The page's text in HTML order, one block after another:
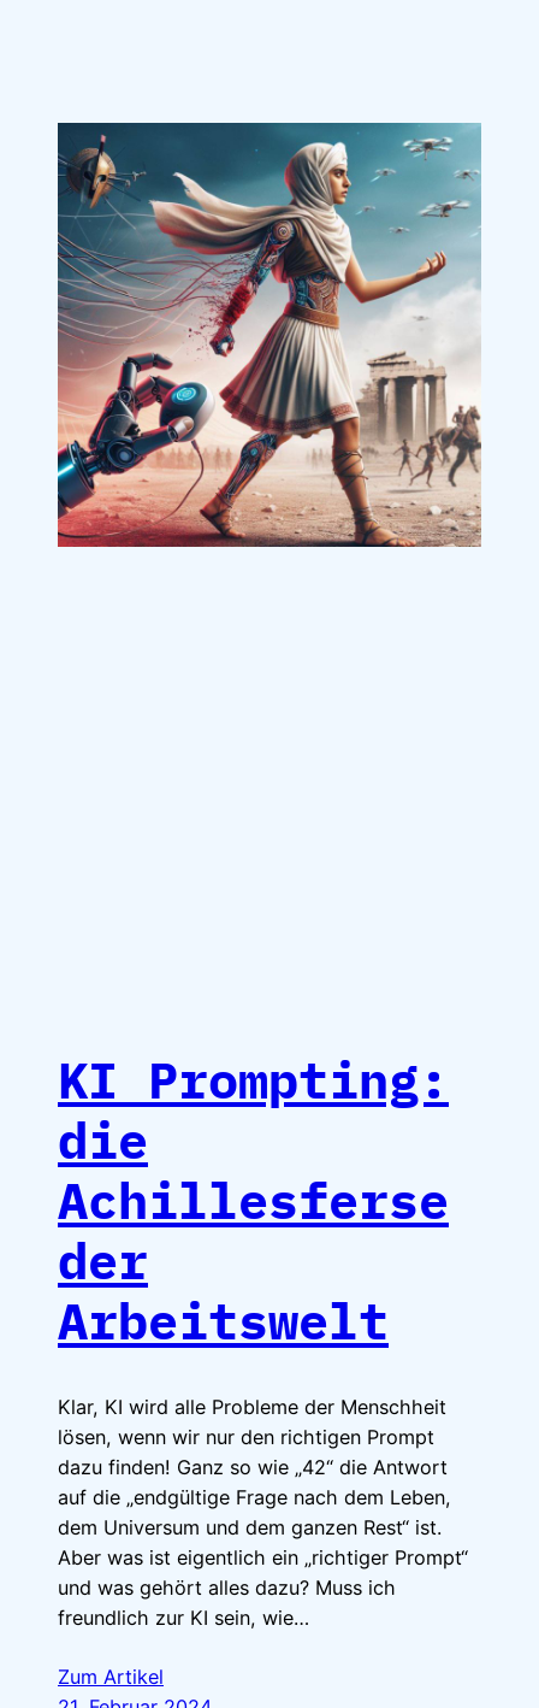
KI Prompting:
die
Achillesferse
der
Arbeitswelt
Klar, KI wird alle Probleme der Menschheit
lösen, wenn wir nur den richtigen Prompt
dazu finden! Ganz so wie „42“ die Antwort
auf die „endgültige Frage nach dem Leben,
dem Universum und dem ganzen Rest“ ist.
Aber was ist eigentlich ein „richtiger Prompt“
und was gehört alles dazu? Muss ich
freundlich zur KI sein, wie…
Zum Artikel